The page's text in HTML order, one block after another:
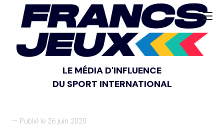
LE MÉDIA D'INFLUENCE
DU SPORT INTERNATIONAL
— Publié le 26 juin 2020